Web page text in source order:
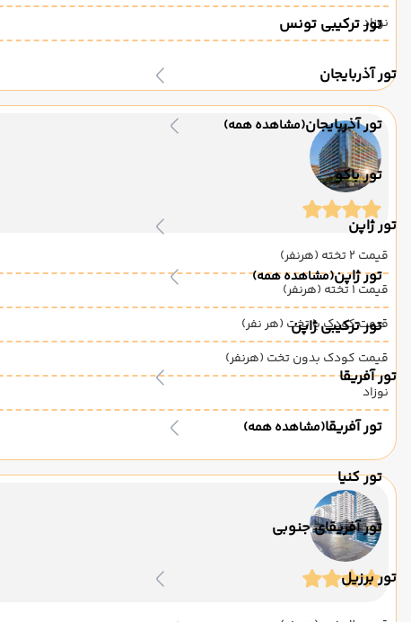
تور ترکیبی تونس
تور آذربایجان
تور آذربایجان(مشاهده همه)
تور باکو
تور ژاپن
تور ژاپن(مشاهده همه)
تور ترکیبی ژاپن
تور آفریقا
تور آفریقا(مشاهده همه)
تور کنیا
تور آفریقای جنوبی
تور برزیل
نوزاد
قیمت 2 تخته (هرنفر)
قیمت 1 تخته (هرنفر)
قیمت کودک با تخت (هر نفر)
قیمت کودک بدون تخت (هرنفر)
نوزاد